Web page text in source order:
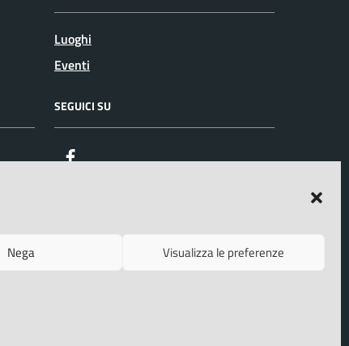
Nega Visualizza le preferenze
Luoghi
Eventi
SEGUICI SU